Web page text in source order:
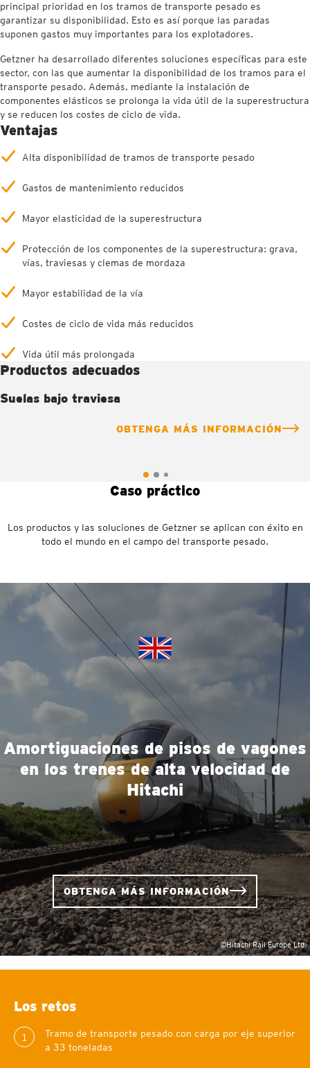
principal prioridad en los tramos de transporte pesado es
garantizar su disponibilidad. Esto es así porque las paradas
suponen gastos muy importantes para los explotadores.
Getzner ha desarrollado diferentes soluciones específicas para este
sector, con las que aumentar la disponibilidad de los tramos para el
transporte pesado. Además, mediante la instalación de
componentes elásticos se prolonga la vida útil de la superestructura
y se reducen los costes de ciclo de vida.
Ventajas
Alta disponibilidad de tramos de transporte pesado
Gastos de mantenimiento reducidos
Mayor elasticidad de la superestructura
Protección de los componentes de la superestructura: grava,
vías, traviesas y clemas de mordaza
Mayor estabilidad de la vía
Costes de ciclo de vida más reducidos
Vida útil más prolongada
Productos adecuados
Suelas bajo traviesa
OBTENGA MÁS INFORMACIÓN
Caso práctico
Los productos y las soluciones de Getzner se aplican con éxito en
todo el mundo en el campo del transporte pesado.
Amortiguaciones de pisos de vagones
en los trenes de alta velocidad de
Hitachi
OBTENGA MÁS INFORMACIÓN
©Hitachi Rail Europe Ltd.
Los retos
1
Tramo de transporte pesado con carga por eje superior
a 33 toneladas